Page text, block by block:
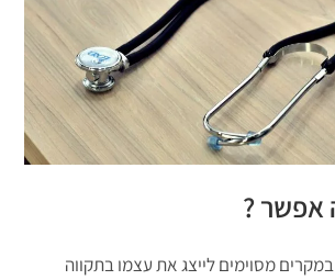
אפשר ?
מסוימים לייצג את עצמו בתקווה